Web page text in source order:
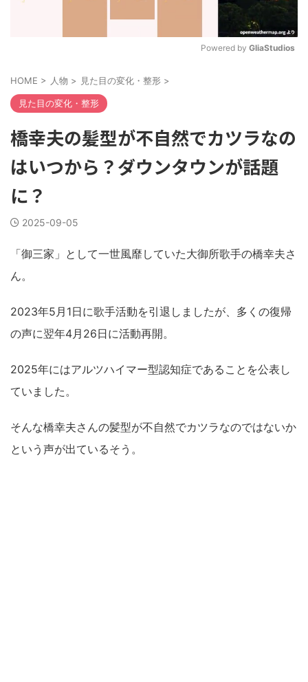
Powered by GliaStudios
HOME > 人物 > 見た目の変化・整形 >
見た目の変化・整形
橋幸夫の髪型が不自然でカツラなの
はいつから？ダウンタウンが話題
に？
2025-09-05
「御三家」として一世風靡していた大御所歌手の橋幸夫さ
ん。
2023年5月1日に歌手活動を引退しましたが、多くの復帰
の声に翌年4月26日に活動再開。
2025年にはアルツハイマー型認知症であることを公表し
ていました。
そんな橋幸夫さんの髪型が不自然でカツラなのではないか
という声が出ているそう。